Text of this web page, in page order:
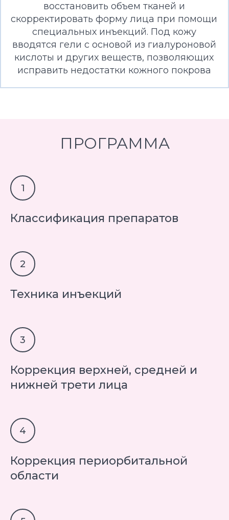
восстановить объем тканей и
скорректировать форму лица при помощи
специальных инъекций. Под кожу
вводятся гели с основой из гиалуроновой
кислоты и других веществ, позволяющих
исправить недостатки кожного покрова
ПРОГРАММА
Классификация препаратов
Техника инъекций
Коррекция верхней, средней и
нижней трети лица
Коррекция периорбитальной
области